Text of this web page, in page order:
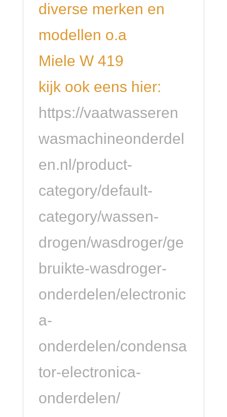
diverse merken en
modellen o.a
Miele W 419
kijk ook eens hier:
https://vaatwasseren
wasmachineonderdel
en.nl/product-
category/default-
category/wassen-
drogen/wasdroger/ge
bruikte-wasdroger-
onderdelen/electronic
a-
onderdelen/condensa
tor-electronica-
onderdelen/